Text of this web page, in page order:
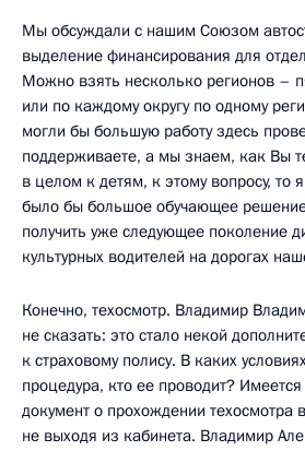
Мы обсуждали с нашим Союзом
выделение финансирования для
Можно взять несколько регионов –
или по каждому округу по одному
могли бы большую работу здесь
поддерживаете, а мы знаем, как Вы
в целом к детям, к этому вопросу, то
было бы большое обучающее
получить уже следующее поколение
культурных водителей на дорогах
Конечно, техосмотр. Владимир
не сказать: это стало некой
к страховому полису. В каких
процедура, кто ее проводит?
документ о прохождении техосмотра
не выходя из кабинета. Владимир